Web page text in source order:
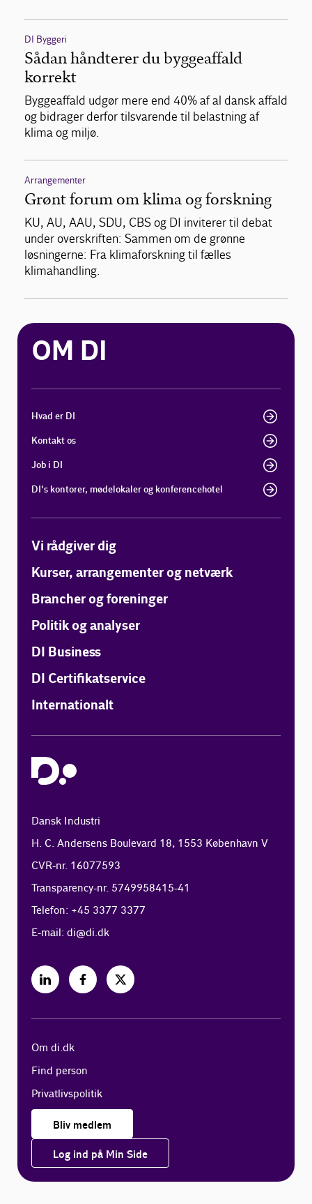
DI Byggeri
Sådan håndterer du byggeaffald
korrekt
Byggeaffald udgør mere end 40% af al dansk affald
og bidrager derfor tilsvarende til belastning af
klima og miljø.
Arrangementer
Grønt forum om klima og forskning
KU, AU, AAU, SDU, CBS og DI inviterer til debat
under overskriften: Sammen om de grønne
løsningerne: Fra klimaforskning til fælles
klimahandling.
OM DI
Hvad er DI
Kontakt os
Job i DI
DI's kontorer, mødelokaler og konferencehotel
Vi rådgiver dig
Kurser, arrangementer og netværk
Brancher og foreninger
Politik og analyser
DI Business
DI Certifikatservice
Internationalt
Dansk Industri
H. C. Andersens Boulevard 18, 1553 København V
CVR-nr. 16077593
Transparency-nr. 5749958415-41
Telefon: +45 3377 3377
E-mail:di@di.dk
Om di.dk
Find person
Privatlivspolitik
Bliv medlem
Log ind på Min Side